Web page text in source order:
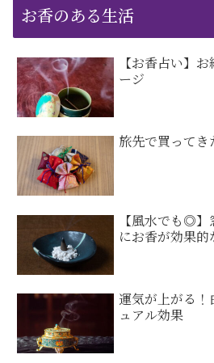
お香のある生活
【お香占い】
ージ
旅先で買って
【風水でも◎
にお香が効果
運気が上がる
ュアル効果